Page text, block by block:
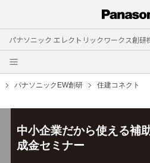
パナソニック エレクトリックワークス創研
パナソニックEW創研 住建コネクト
中小企業だから使える補
成金セミナー